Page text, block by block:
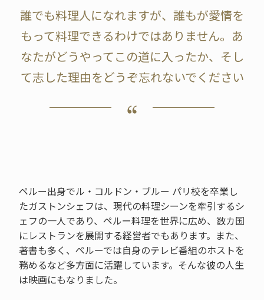
誰でも料理人になれますが、誰もが愛情を
もって料理できるわけではありません。あ
なたがどうやってこの道に入ったか、そし
て志した理由をどうぞ忘れないでください
ペルー出身でル・コルドン・ブルー パリ校を卒業し
たガストンシェフは、現代の料理シーンを牽引するシ
ェフの一人であり、ペルー料理を世界に広め、数カ国
にレストランを展開する経営者でもあります。また、
著書も多く、ペルーでは自身のテレビ番組のホストを
務めるなど多方面に活躍しています。そんな彼の人生
は映画にもなりました。